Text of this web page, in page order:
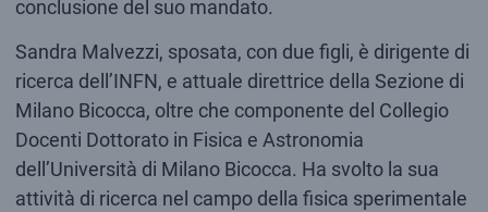
conclusione del suo mandato.
Sandra Malvezzi, sposata, con due figli, è dirigente di
ricerca dell’INFN, e attuale direttrice della Sezione di
Milano Bicocca, oltre che componente del Collegio
Docenti Dottorato in Fisica e Astronomia
dell’Università di Milano Bicocca. Ha svolto la sua
attività di ricerca nel campo della fisica sperimentale